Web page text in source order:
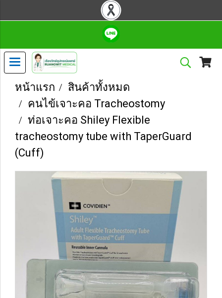
หน้าแรก
สินค้าทั้งหมด
คนไข้เจาะคอ Tracheostomy
ท่อเจาะคอ Shiley Flexible
tracheostomy tube with TaperGuard
(Cuff)